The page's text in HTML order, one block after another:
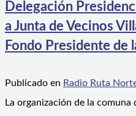
Delegación
a Junta de Vecinos
Fondo Presidente de
Publicado en Radio Ruta
La organización de la comuna